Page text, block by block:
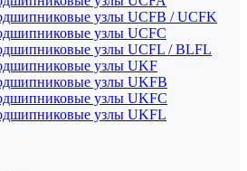
узлы UCFB / UCFK
узлы UCFC
узлы UCFL / BLFL
узлы UKF
узлы UKFB
узлы UKFC
узлы UKFL